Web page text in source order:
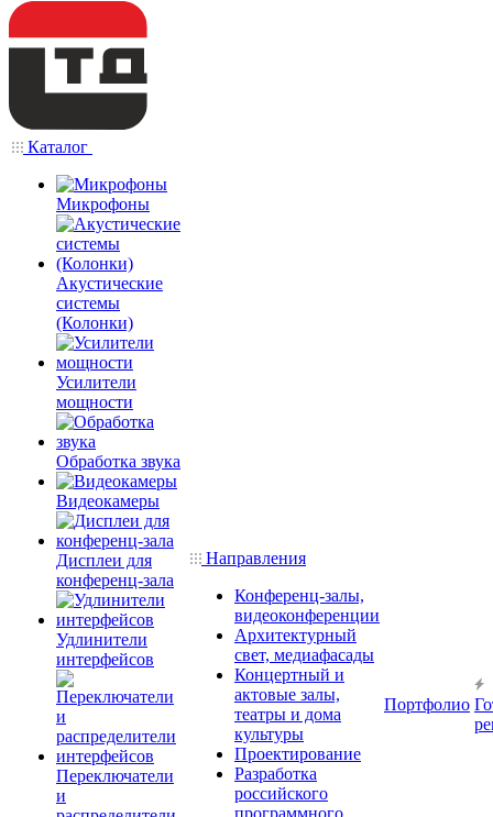
Каталог
Микрофоны
Акустические
системы
(Колонки)
Усилители
мощности
Обработка звука
Видеокамеры
Дисплеи для
конференц-зала
Удлинители
интерфейсов
Переключатели
и
Направления
Конференц-залы,
видеоконференции
Архитектурный
свет, медиафасады
Концертный и
актовые залы,
театры и дома
культуры
Проектирование
Разработка
российского
Портфолио